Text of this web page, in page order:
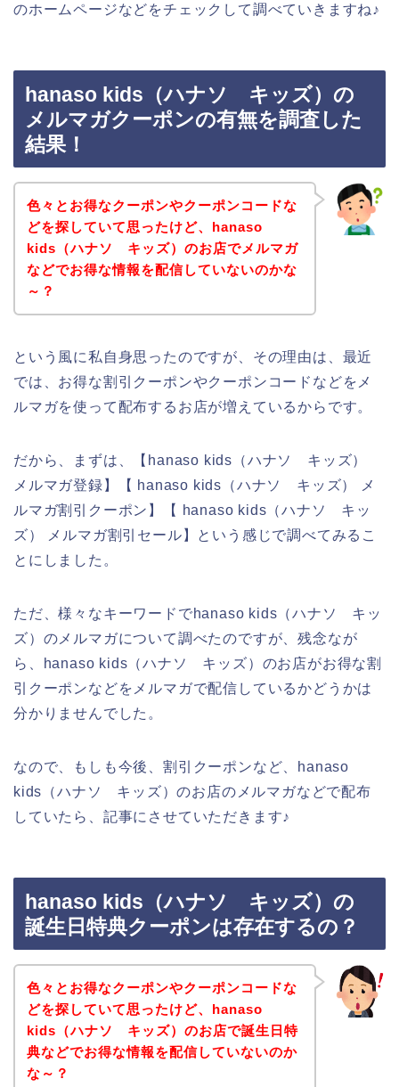
のホームページなどをチェックして調べていきますね♪
hanaso kids（ハナソ キッズ）の
メルマガクーポンの有無を調査した
結果！
色々とお得なクーポンやクーポンコードな
どを探していて思ったけど、hanaso
kids（ハナソ キッズ）のお店でメルマガ
などでお得な情報を配信していないのかな
～？
という風に私自身思ったのですが、その理由は、最近
では、お得な割引クーポンやクーポンコードなどをメ
ルマガを使って配布するお店が増えているからです。
だから、まずは、【hanaso kids（ハナソ キッズ）
メルマガ登録】【 hanaso kids（ハナソ キッズ） メ
ルマガ割引クーポン】【 hanaso kids（ハナソ キッ
ズ） メルマガ割引セール】という感じで調べてみるこ
とにしました。
ただ、様々なキーワードでhanaso kids（ハナソ キッ
ズ）のメルマガについて調べたのですが、残念なが
ら、hanaso kids（ハナソ キッズ）のお店がお得な割
引クーポンなどをメルマガで配信しているかどうかは
分かりませんでした。
なので、もしも今後、割引クーポンなど、hanaso
kids（ハナソ キッズ）のお店のメルマガなどで配布
していたら、記事にさせていただきます♪
hanaso kids（ハナソ キッズ）の
誕生日特典クーポンは存在するの？
色々とお得なクーポンやクーポンコードな
どを探していて思ったけど、hanaso
kids（ハナソ キッズ）のお店で誕生日特
典などでお得な情報を配信していないのか
な～？